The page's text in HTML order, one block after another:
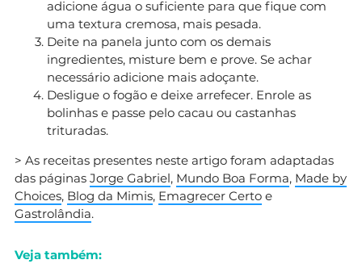
adicione água o suficiente para que fique com
uma textura cremosa, mais pesada.
Deite na panela junto com os demais
ingredientes, misture bem e prove. Se achar
necessário adicione mais adoçante.
Desligue o fogão e deixe arrefecer. Enrole as
bolinhas e passe pelo cacau ou castanhas
trituradas.
> As receitas presentes neste artigo foram adaptadas
das páginas Jorge Gabriel, Mundo Boa Forma, Made by
Choices, Blog da Mimis, Emagrecer Certo e
Gastrolândia.
Veja também: